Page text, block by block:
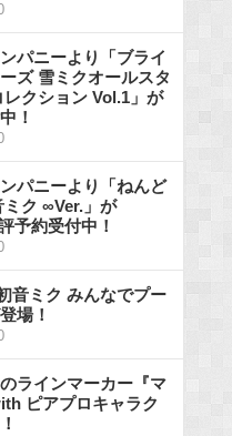
パニーより「ブライ
ズ 雪ミクオールスタ
クション Vol.1」が
！
パニーより「ねんど
ク ∞Ver.」が
予約受付中！
音ミク みんなでプー
場！
ラインマーカー『マ
ピアプロキャラク